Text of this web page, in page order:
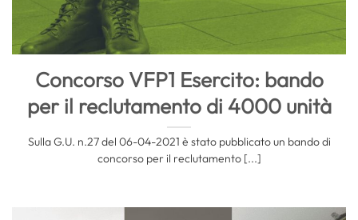
Concorso VFP1 Esercito: bando
per il reclutamento di 4000 unità
Sulla G.U. n.27 del 06-04-2021 è stato pubblicato un bando di
concorso per il reclutamento [...]